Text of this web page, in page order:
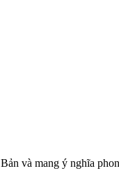
và mang ý nghĩa